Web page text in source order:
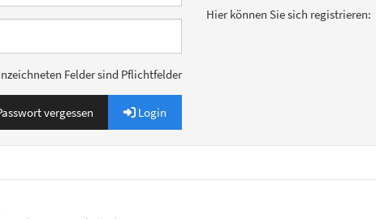
Felder sind Pflichtfelder
vergessen Login
Hier können Sie sich registrieren: